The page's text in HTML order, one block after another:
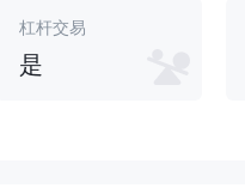
杠杆交易
是